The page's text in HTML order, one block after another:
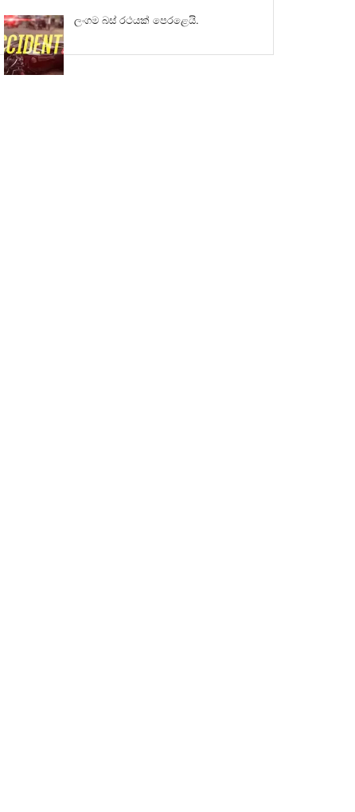
ලංගම බස් රථයක් පෙරළෙයි.